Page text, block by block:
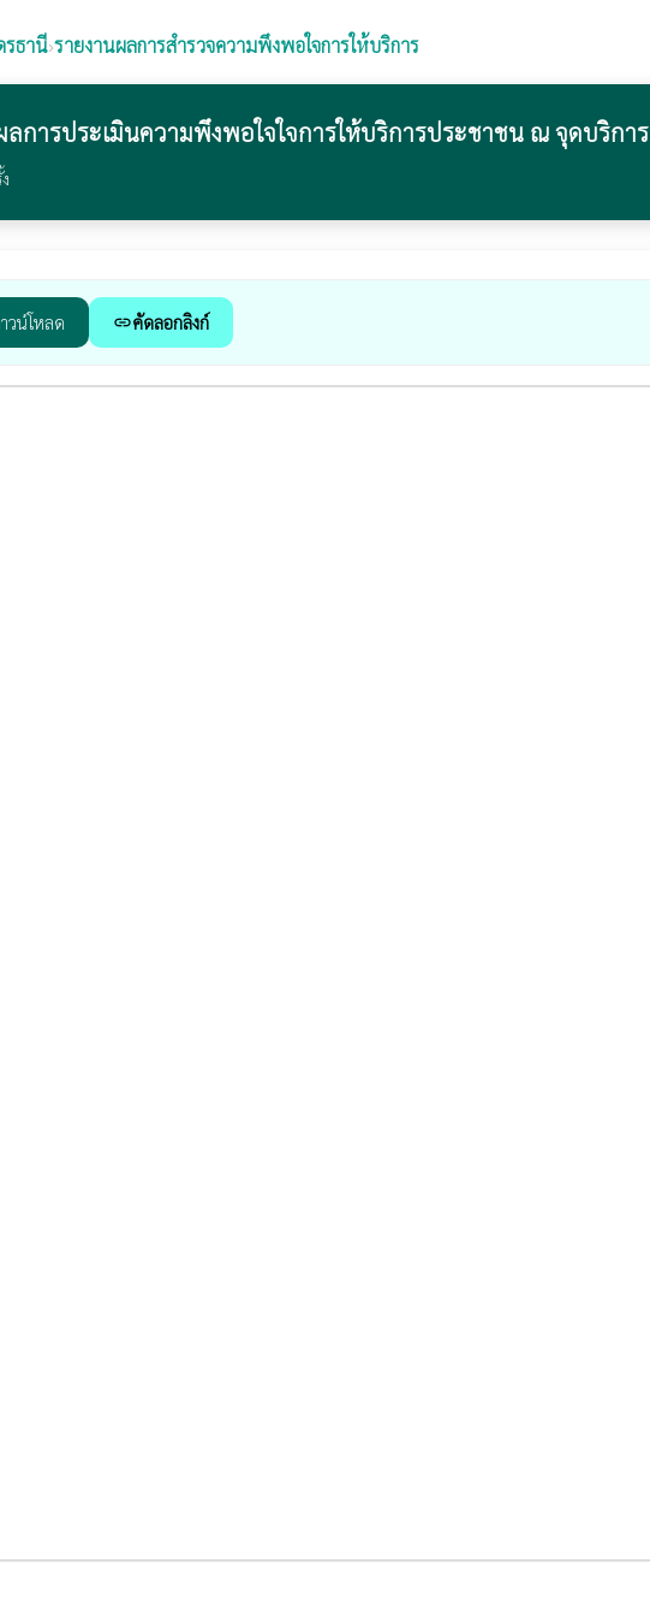
รธานี›รายงานผลการสำรวจความพึงพอใจการให้บริการ
การประเมินความพึงพอใจใจการให้บริการประชาชน ณ จุดบริการ
วน์โหลด linkคัดลอกลิงก์